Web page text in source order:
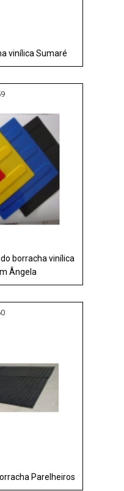
vinílica Sumaré
borracha vinílica
Ângela
Parelheiros